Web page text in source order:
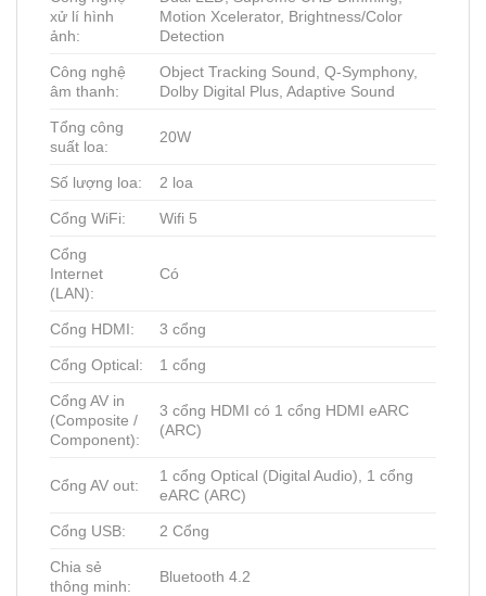
xử lí hình
ảnh:
Motion Xcelerator, Brightness/Color
Detection
Công nghệ
âm thanh:
Object Tracking Sound, Q-Symphony,
Dolby Digital Plus, Adaptive Sound
Tổng công
suất loa:
20W
Số lượng loa: 2 loa
Cổng WiFi: Wifi 5
Cổng
Internet
(LAN):
Có
Cổng HDMI: 3 cổng
Cổng Optical: 1 cổng
Cổng AV in
(Composite /
Component):
3 cổng HDMI có 1 cổng HDMI eARC
(ARC)
Cổng AV out:
1 cổng Optical (Digital Audio), 1 cổng
eARC (ARC)
Cổng USB: 2 Cổng
Chia sẻ
thông minh:
Bluetooth 4.2